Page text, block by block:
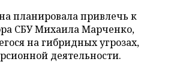
планировала привлечь к
СБУ Михаила Марченко,
на гибридных угрозах,
деятельности.